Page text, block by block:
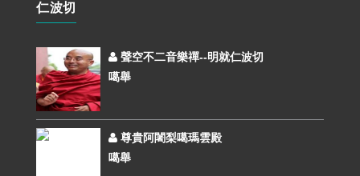
仁波切
聲空不二音樂禪--明就仁波切
噶舉
尊貴阿闍梨噶瑪雲殿
噶舉